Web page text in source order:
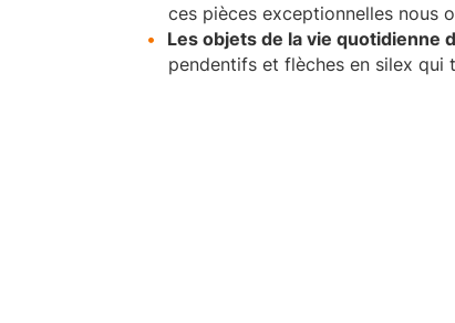
ces pièces exceptionnelles nous
Les objets de la vie quotidienne
pendentifs et flèches en silex qui